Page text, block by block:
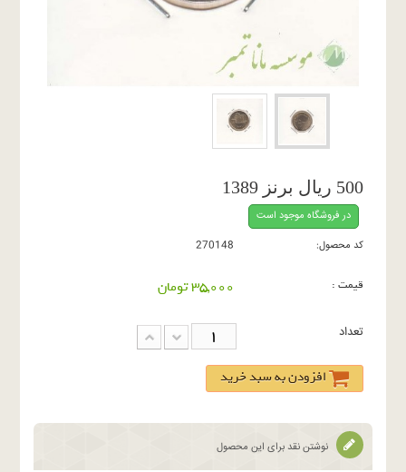
500 ریال برنز 1389
در فروشگاه موجود است
کد محصول:
270148
قیمت : 35,000 تومان
تعداد
افزودن به سبد خرید
نوشتن نقد برای این محصول